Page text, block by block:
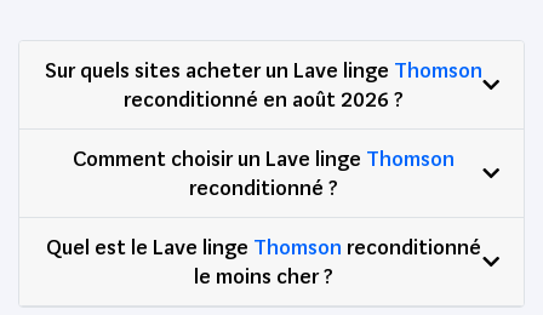
Sur quels sites acheter un Lave linge Thomson
reconditionné en août 2026 ?
Comment choisir un Lave linge Thomson
reconditionné ?
Quel est le Lave linge Thomson reconditionné
le moins cher ?